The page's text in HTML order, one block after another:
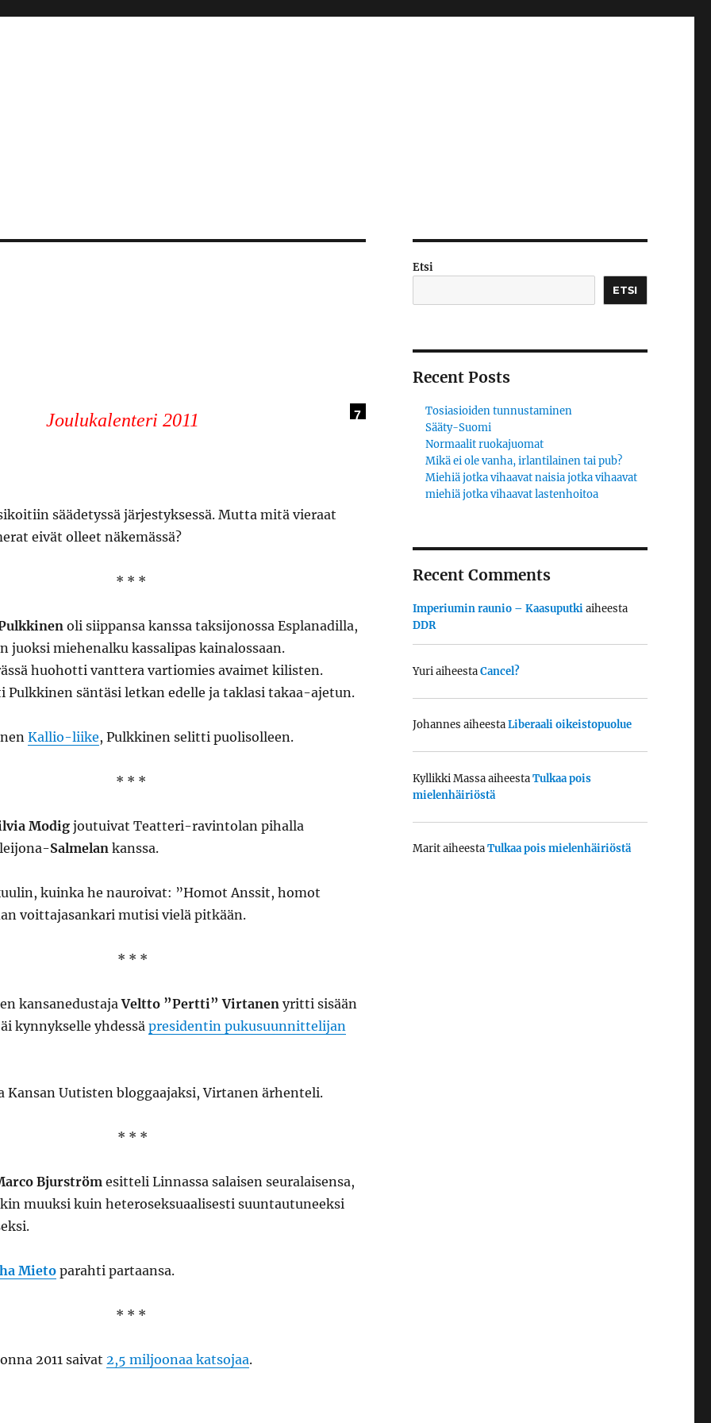
7
Joulukalenteri 2011
säädetyssä järjestyksessä. Mutta mitä vieraat
eivät olleet näkemässä?
* * *
oli siippansa kanssa taksijonossa Esplanadilla,
juoksi miehenalku kassalipas kainalossaan.
huohotti vanttera vartiomies avaimet kilisten.
Pulkkinen säntäsi letkan edelle ja taklasi takaa-ajetun.
Kallio-liike, Pulkkinen selitti puolisolleen.
* * *
Modigjoutuivat Teatteri-ravintolan pihalla
Salmelankanssa.
kuinka he nauroivat: ”Homot Anssit, homot
voittajasankari mutisi vielä pitkään.
* * *
kansanedustajaVeltto ”Pertti” Virtanenyritti sisään
kynnykselle yhdessä presidentin pukusuunnittelijan
Kansan Uutisten bloggaajaksi, Virtanen ärhenteli.
* * *
Bjurströmesitteli Linnassa salaisen seuralaisensa,
muuksi kuin heteroseksuaalisesti suuntautuneeksi
Mietoparahti partaansa.
* * *
2011 saivat 2,5 miljoonaa katsojaa.
Etsi
ETSI
Recent Posts
Tosiasioiden tunnustaminen
Sääty-Suomi
Normaalit ruokajuomat
Mikä ei ole vanha, irlantilainen tai pub?
Miehiä jotka vihaavat naisia jotka vihaavat
miehiä jotka vihaavat lastenhoitoa
Recent Comments
Imperiumin raunio – Kaasuputkiaiheesta
DDR
YuriaiheestaCancel?
Johannes aiheestaLiberaali oikeistopuolue
Kyllikki MassaaiheestaTulkaa pois
mielenhäiriöstä
MaritaiheestaTulkaa pois mielenhäiriöstä